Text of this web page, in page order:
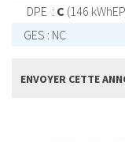
DPE : C (146
GES : NC
ENVOYER CETTE